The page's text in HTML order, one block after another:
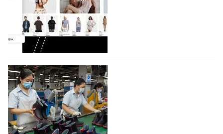
Co., Ltd., основанная в 2011 году и расположенная в
Гуанчжоу, столице моды Китая, является
профессиональной обувной компанией,
объединяющей разработку, производство и…
07.08.2026 647
На платформе Lamoda - новый раздел и
условия продвижения локальных
дизайнерских марок
Российский маркетплейс Lamoda решил обновить